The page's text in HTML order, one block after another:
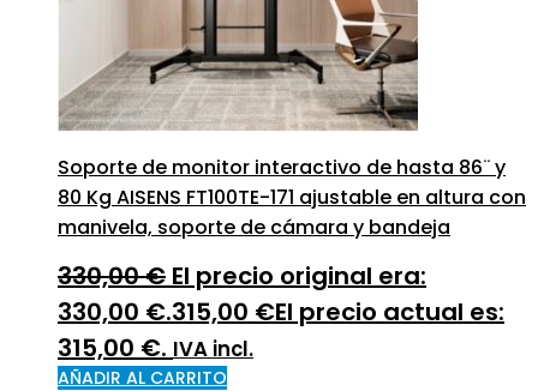
Soporte de monitor interactivo de hasta 86¨ y
80 Kg AISENS FT100TE-171 ajustable en altura con
manivela, soporte de cámara y bandeja
330,00€ El precio original era:
330,00 €.315,00 €El precio actual es:
315,00 €. IVA incl.
AÑADIR AL CARRITO